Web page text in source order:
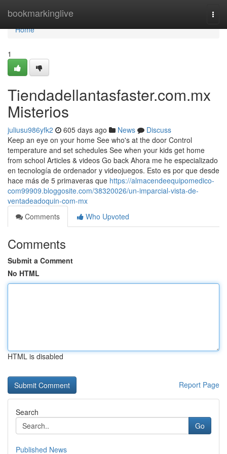
bookmarkinglive
Home
Home
1
Tiendadellantasfaster.com.mx
Misterios
juliusu986yfk2 605 days ago News
Discuss
Keep an eye on your home See who's at the door Control
temperature and set schedules See when your kids get home
from school Articles & videos Go back Ahora me he especializado
en tecnología de ordenador y videojuegos. Esto es por que desde
hace más de 5 primaveras que https://almacendeequipomedico-
com99909.bloggosite.com/38320026/un-imparcial-vista-de-
ventadeadoquin-com-mx
Comments
Who Upvoted
Comments
Submit a Comment
No HTML
HTML is disabled
Report Page
Search
Go
Published News